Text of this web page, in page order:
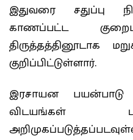
இதுவரை சதுப்பு
காணப்பட்ட
திருத்தத்தினூடாக
குறிப்பிட்டுள்ளார்.
இரசாயன பயன்பாடு
விடயங்கள்